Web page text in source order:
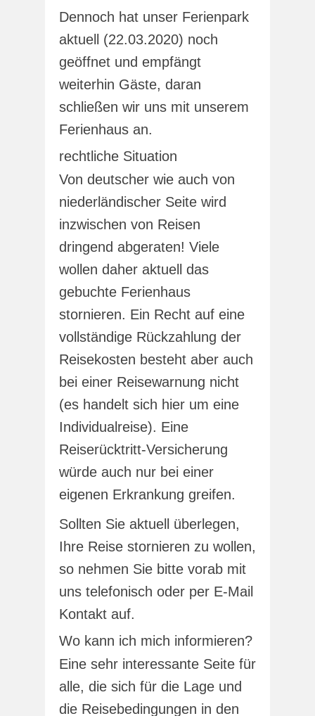
Dennoch hat unser Ferienpark
aktuell (22.03.2020) noch
geöffnet und empfängt
weiterhin Gäste, daran
schließen wir uns mit unserem
Ferienhaus an.
rechtliche Situation
Von deutscher wie auch von
niederländischer Seite wird
inzwischen von Reisen
dringend abgeraten! Viele
wollen daher aktuell das
gebuchte Ferienhaus
stornieren. Ein Recht auf eine
vollständige Rückzahlung der
Reisekosten besteht aber auch
bei einer Reisewarnung nicht
(es handelt sich hier um eine
Individualreise). Eine
Reiserücktritt-Versicherung
würde auch nur bei einer
eigenen Erkrankung greifen.
Sollten Sie aktuell überlegen,
Ihre Reise stornieren zu wollen,
so nehmen Sie bitte vorab mit
uns telefonisch oder per E-Mail
Kontakt auf.
Wo kann ich mich informieren?
Eine sehr interessante Seite für
alle, die sich für die Lage und
die Reisebedingungen in den